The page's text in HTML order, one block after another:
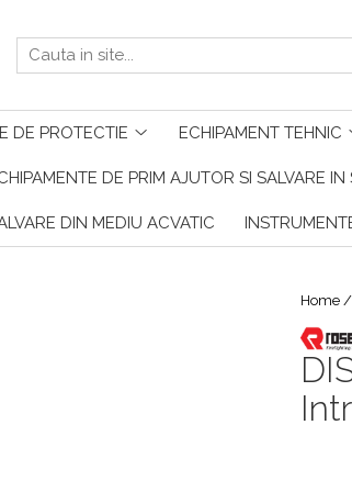
DE PROTECTIE ECHIPAMENT TEHNIC
DE PRIM AJUTOR SI SALVARE
DIN MEDIU ACVATIC
Home /